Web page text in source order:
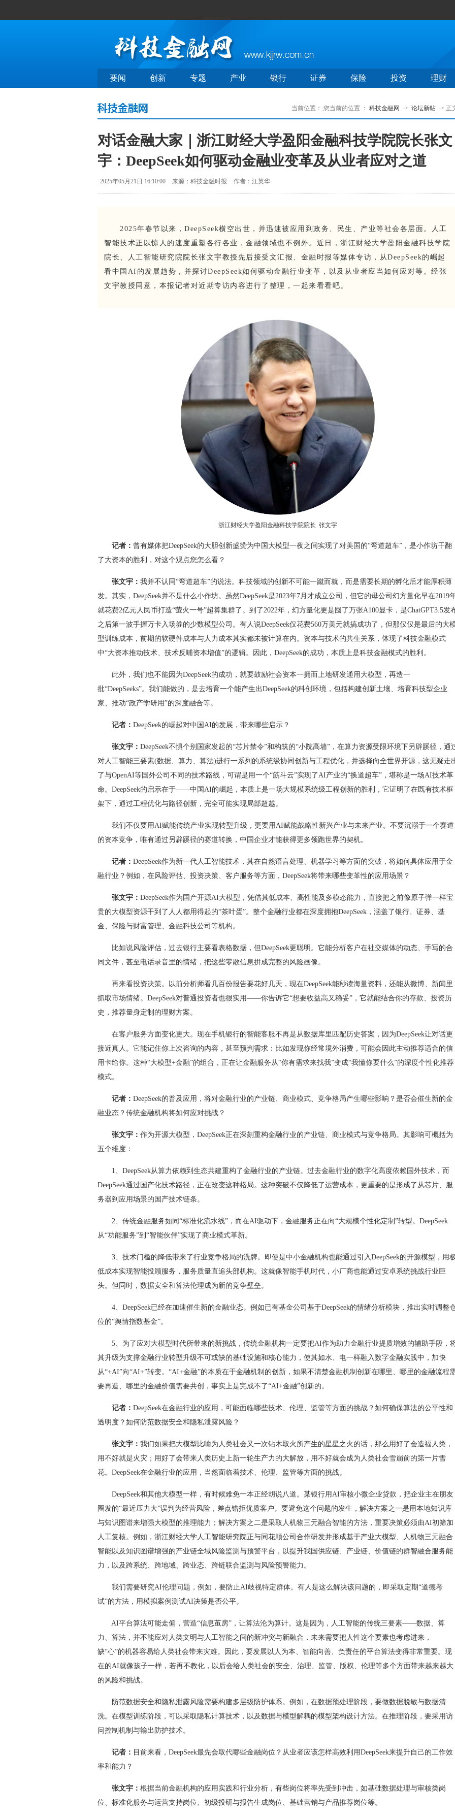
要闻 创新 专题 产业 银行 证券 保险 投资 理财
当前位置： 您当前的位置 ： 科技金融网 -> 论坛新帖 -> 正
对话金融大家｜浙江财经大学盈阳金融科技学院院长张文
宇：DeepSeek如何驱动金融业变革及从业者应对之道
2025年05月21日 16:10:00 来源：科技金融时报 作者：江英华
2025年春节以来，DeepSeek横空出世，并迅速被应用到政务、民生、产业等社会各层面。人工
智能技术正以惊人的速度重塑各行各业，金融领域也不例外。近日，浙江财经大学盈阳金融科技学院
院长、人工智能研究院院长张文宇教授先后接受文汇报、金融时报等媒体专访，从DeepSeek的崛起
看中国AI的发展趋势，并探讨DeepSeek如何驱动金融行业变革，以及从业者应当如何应对等。经张
文宇教授同意，本报记者对近期专访内容进行了整理，一起来看看吧。
浙江财经大学盈阳金融科技学院院长 张文宇
记者： 曾有媒体把DeepSeek的大胆创新盛赞为中国大模型一夜之间实现了对美国的“弯道超车”，是小作坊干翻
了大资本的胜利，对这个观点您怎么看？
张文宇： 我并不认同“弯道超车”的说法。科技领域的创新不可能一蹴而就，而是需要长期的孵化后才能厚积薄
发。其实，DeepSeek并不是什么小作坊。虽然DeepSeek是2023年7月才成立公司，但它的母公司幻方量化早在2019
就花费2亿元人民币打造“萤火一号”超算集群了。到了2022年，幻方量化更是囤了万张A100显卡，是ChatGPT3.5发
之后第一波手握万卡入场券的少数模型公司。有人说DeepSeek仅花费560万美元就搞成功了，但那仅仅是最后的大
型训练成本，前期的软硬件成本与人力成本其实都未被计算在内。资本与技术的共生关系，体现了科技金融模式
中“大资本推动技术、技术反哺资本增值”的逻辑。因此，DeepSeek的成功，本质上是科技金融模式的胜利。
此外，我们也不能因为DeepSeek的成功，就要鼓励社会资本一拥而上地研发通用大模型，再造一
批“DeepSeeks”。我们能做的，是去培育一个能产生出DeepSeek的科创环境，包括构建创新土壤、培育科技型企业
家、推动“政产学研用”的深度融合等。
记者： DeepSeek的崛起对中国AI的发展，带来哪些启示？
张文宇： DeepSeek不惧个别国家发起的“芯片禁令”和构筑的“小院高墙”，在算力资源受限环境下另辟蹊径，通
对人工智能三要素(数据、算力、算法)进行一系列的系统级协同创新与工程优化，并选择向全世界开源，这无疑走
了与OpenAI等国外公司不同的技术路线，可谓是用一个“筋斗云”实现了AI产业的“换道超车”，堪称是一场AI技术革
命。DeepSeek的启示在于——中国AI的崛起，本质上是一场大规模系统级工程创新的胜利，它证明了在既有技术框
架下，通过工程优化与路径创新，完全可能实现局部超越。
我们不仅要用AI赋能传统产业实现转型升级，更要用AI赋能战略性新兴产业与未来产业。不要沉溺于一个赛道
的资本竞争，唯有通过另辟蹊径的赛道转换，中国企业才能获得更多领跑世界的契机。
记者： DeepSeek作为新一代人工智能技术，其在自然语言处理、机器学习等方面的突破，将如何具体应用于金
融行业？例如，在风险评估、投资决策、客户服务等方面，DeepSeek将带来哪些变革性的应用场景？
张文宇： DeepSeek作为国产开源AI大模型，凭借其低成本、高性能及多模态能力，直接把之前像原子弹一样宝
贵的大模型资源干到了人人都用得起的“茶叶蛋”。整个金融行业都在深度拥抱DeepSeek，涵盖了银行、证券、基
金、保险与财富管理、金融科技公司等机构。
比如说风险评估，过去银行主要看表格数据，但DeepSeek更聪明。它能分析客户在社交媒体的动态、手写的合
同文件，甚至电话录音里的情绪，把这些零散信息拼成完整的风险画像。
再来看投资决策。以前分析师看几百份报告要花好几天，现在DeepSeek能秒读海量资料，还能从微博、新闻里
抓取市场情绪。DeepSeek对普通投资者也很实用——你告诉它“想要收益高又稳妥”，它就能结合你的存款、投资历
史，推荐量身定制的理财方案。
在客户服务方面变化更大。现在手机银行的智能客服不再是从数据库里匹配历史答案，因为DeepSeek让对话更
接近真人。它能记住你上次咨询的内容，甚至预判需求：比如发现你经常境外消费，可能会因此主动推荐适合的信
用卡给你。这种“大模型+金融”的组合，正在让金融服务从“你有需求来找我”变成“我懂你要什么”的深度个性化推荐
模式。
记者： DeepSeek的普及应用，将对金融行业的产业链、商业模式、竞争格局产生哪些影响？是否会催生新的金
融业态？传统金融机构将如何应对挑战？
张文宇： 作为开源大模型，DeepSeek正在深刻重构金融行业的产业链、商业模式与竞争格局。其影响可概括为
五个维度：
1、DeepSeek从算力依赖到生态共建重构了金融行业的产业链。过去金融行业的数字化高度依赖国外技术，而
DeepSeek通过国产化技术路径，正在改变这种格局。这种突破不仅降低了运营成本，更重要的是形成了从芯片、服
务器到应用场景的国产技术链条。
2、传统金融服务如同“标准化流水线”，而在AI驱动下，金融服务正在向“大规模个性化定制”转型。DeepSeek
从“功能服务”到“智能伙伴”实现了商业模式革新。
3、技术门槛的降低带来了行业竞争格局的洗牌。即使是中小金融机构也能通过引入DeepSeek的开源模型，用
低成本实现智能投顾服务，服务质量直追头部机构。这就像智能手机时代，小厂商也能通过安卓系统挑战行业巨
头。但同时，数据安全和算法伦理成为新的竞争壁垒。
4、DeepSeek已经在加速催生新的金融业态。例如已有基金公司基于DeepSeek的情绪分析模块，推出实时调整
位的“舆情指数基金”。
5、为了应对大模型时代所带来的新挑战，传统金融机构一定要把AI作为助力金融行业提质增效的辅助手段，
其升级为支撑金融行业转型升级不可或缺的基础设施和核心能力，使其如水、电一样融入数字金融实践中，加快
从“+AI”向“AI+”转变。“AI+金融”的本质在于金融机制的创新，如果不清楚金融机制创新在哪里、哪里的金融流程
要再造、哪里的金融价值需要共创，事实上是完成不了“AI+金融”创新的。
记者： DeepSeek在金融行业的应用，可能面临哪些技术、伦理、监管等方面的挑战？如何确保算法的公平性和
透明度？如何防范数据安全和隐私泄露风险？
张文宇： 我们如果把大模型比喻为人类社会又一次钻木取火所产生的星星之火的话，那么用好了会造福人类，
用不好就是火灾；用好了会带来人类历史上新一轮生产力的大解放，用不好就会成为人类社会雪崩前的第一片雪
花。DeepSeek在金融行业的应用，当然面临着技术、伦理、监管等方面的挑战。
DeepSeek和其他大模型一样，有时候难免一本正经胡说八道。某银行用AI审核小微企业贷款，把企业主在朋友
圈发的“最近压力大”误判为经营风险，差点错拒优质客户。要避免这个问题的发生，解决方案之一是用本地知识库
与知识图谱来增强大模型的推理能力；解决方案之二是采取人机物三元融合智能的方法，重要决策必须由AI初筛加
人工复核。例如，浙江财经大学人工智能研究院正与同花顺公司合作研发并形成基于产业大模型、人机物三元融合
智能以及知识图谱增强的产业链全域风险监测与预警平台，以提升我国供应链、产业链、价值链的群智融合服务能
力，以及跨系统、跨地域、跨业态、跨链联合监测与风险预警能力。
我们需要研究AI伦理问题，例如，要防止AI歧视特定群体。有人是这么解决该问题的，即采取定期“道德考
试”的方法，用模拟案例测试AI决策是否公平。
AI平台算法可能走偏，营造“信息茧房”，让算法沦为算计。这是因为，人工智能的传统三要素——数据、算
力、算法，并不能应对人类文明与人工智能之间的新冲突与新融合，未来需要把人性这个要素也考虑进来，
缺“心”的机器容易给人类社会带来灾难。因此，要发展以人为本、智能向善、负责任的平台算法变得非常重要。现
在的AI就像孩子一样，若再不教化，以后会给人类社会的安全、治理、监管、版权、伦理等多个方面带来越来越大
的风险和挑战。
防范数据安全和隐私泄露风险需要构建多层级防护体系。例如，在数据预处理阶段，要做数据脱敏与数据清
洗。在模型训练阶段，可以采取隐私计算技术，以及数据与模型解耦的模型架构设计方法。在推理阶段，要采用访
问控制机制与输出防护技术。
记者： 目前来看，DeepSeek最先会取代哪些金融岗位？从业者应该怎样高效利用DeepSeek来提升自己的工作效
率和能力？
张文宇： 根据当前金融机构的应用实践和行业分析，有些岗位将率先受到冲击，如基础数据处理与审核类岗
位、标准化服务与运营支持岗位、初级投研与报告生成岗位、基础营销与产品推荐岗位等。